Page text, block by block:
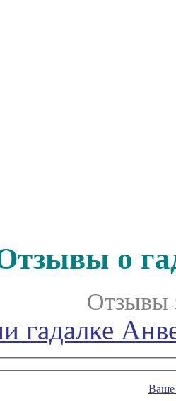
о
Отзывы
гадалке
Ваше